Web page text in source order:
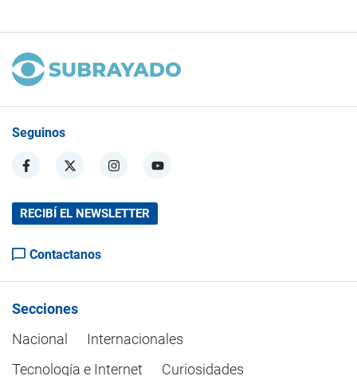
Seguinos
RECIBÍ EL NEWSLETTER
Contactanos
Secciones
Nacional
Internacionales
Tecnología e Internet
Curiosidades